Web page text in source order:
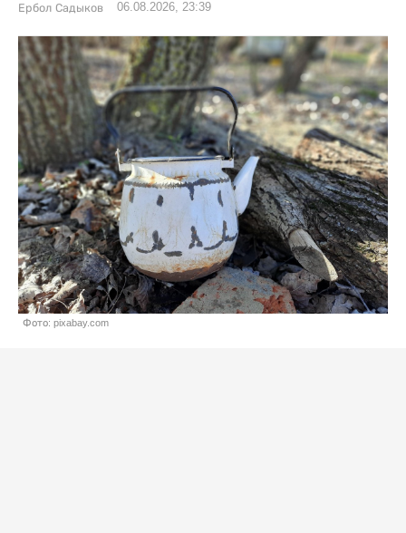
Ербол Садыков 06.08.2026, 23:39
Фото: pixabay.com